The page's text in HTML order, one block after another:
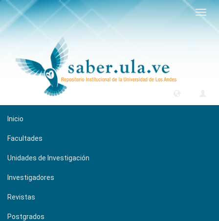
Inicio
Facultades
Unidades de Investigación
Investigadores
Revistas
Postgrados